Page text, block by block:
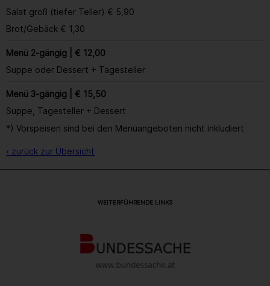
Salat groß (tiefer Teller) € 5,90
Brot/Gebäck € 1,30
Menü 2-gängig | € 12,00
Suppe oder Dessert + Tagesteller
Menü 3-gängig | € 15,50
Suppe, Tagesteller + Dessert
*) Vorspeisen sind bei den Menüangeboten nicht inkludiert
‹ zurück zur Übersicht
WEITERFÜHRENDE LINKS